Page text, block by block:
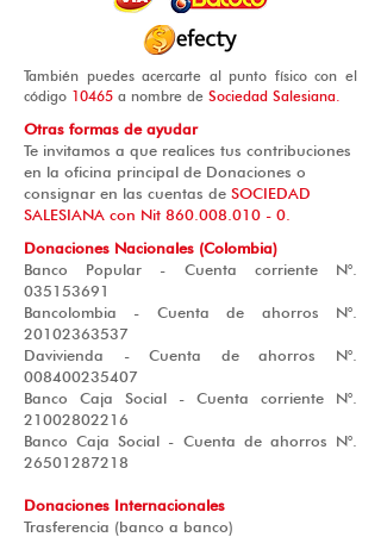
También puedes acercarte al punto físico con el
código 10465 a nombre de Sociedad Salesiana.
Otras formas de ayudar
Te invitamos a que realices tus contribuciones
en la oficina principal de Donaciones o
consignar en las cuentas de SOCIEDAD
SALESIANA con Nit 860.008.010 - 0
Donaciones Nacionales (Colombia)
Banco Popular - Cuenta corriente N°.
035153691
Bancolombia - Cuenta de ahorros N°.
20102363537
Davivienda - Cuenta de ahorros N°.
008400235407
Banco Caja Social - Cuenta corriente N°.
21002802216
Banco Caja Social - Cuenta de ahorros N°.
26501287218
Donaciones Internacionales
Trasferencia (banco a banco)